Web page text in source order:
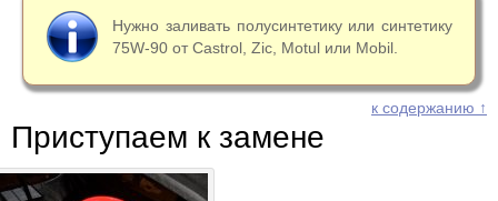
Нужно заливать полусинтетику или синтетику
75W-90 от Castrol, Zic, Motul или Mobil.
к содержанию ↑
Приступаем к замене